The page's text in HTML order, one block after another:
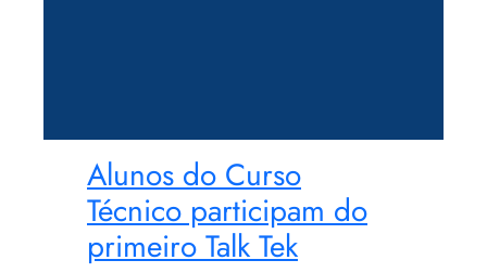
Alunos do Curso
Técnico participam do
primeiro Talk Tek